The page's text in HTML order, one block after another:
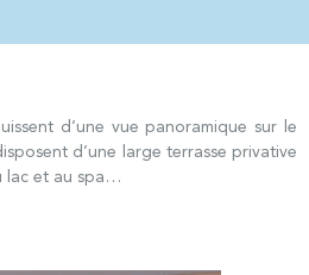
d’une vue panoramique sur le
d’une large terrasse privative
lac et au spa…